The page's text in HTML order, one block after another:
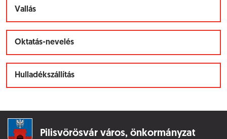
Vallás
Oktatás-nevelés
Hulladékszállítás
Pilisvörösvár város, önkormányzat